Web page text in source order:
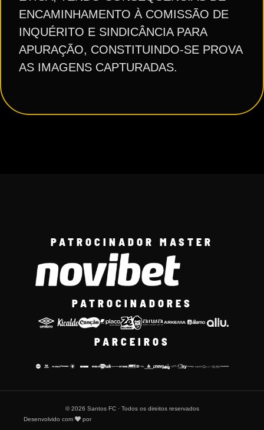
ENCAMINHAMENTO À COMISSÃO DE
INQUÉRITO E SINDICÂNCIA PARA
APURAÇÃO, CONSTITUINDO-SE PROVA
AS IMAGENS CAPTURADAS.
PATROCINADOR MASTER
PATROCINADORES
PARCEIROS
© 2026 Santos FC · Todos os direitos reservados
Desenvolvido com
por